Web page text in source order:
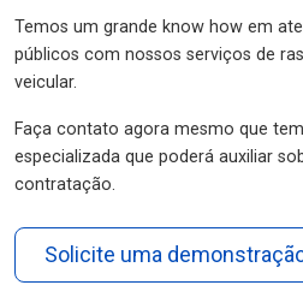
Temos um grande know how em
públicos com nossos serviços de
veicular.
Faça contato agora mesmo que
especializada que poderá auxiliar
contratação.
Solicite uma